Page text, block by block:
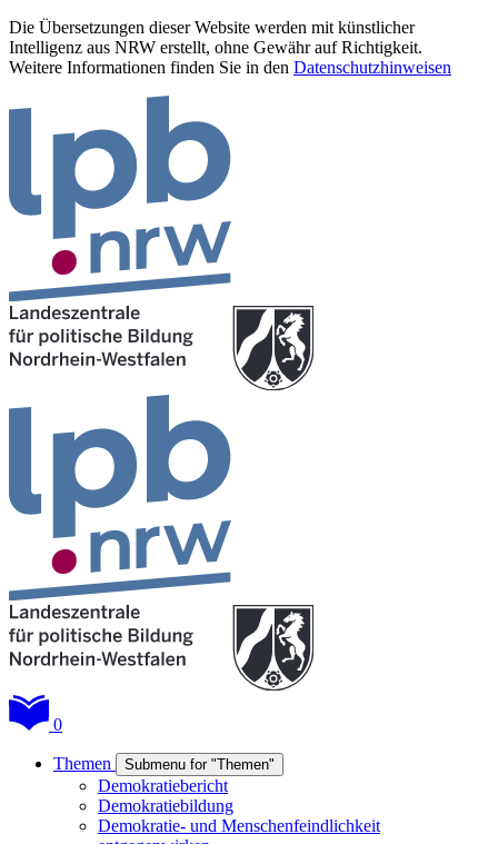
Die Übersetzungen dieser Website werden mit künstlicher
Intelligenz aus NRW erstellt, ohne Gewähr auf Richtigkeit.
Weitere Informationen finden Sie in den Datenschutzhinweisen
0
Themen Submenu for "Themen"
Demokratiebericht
Demokratiebildung
Demokratie- und Menschenfeindlichkeit